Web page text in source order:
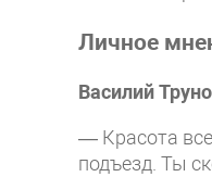
Личное
Василий
— Красота
подъезд. Ты